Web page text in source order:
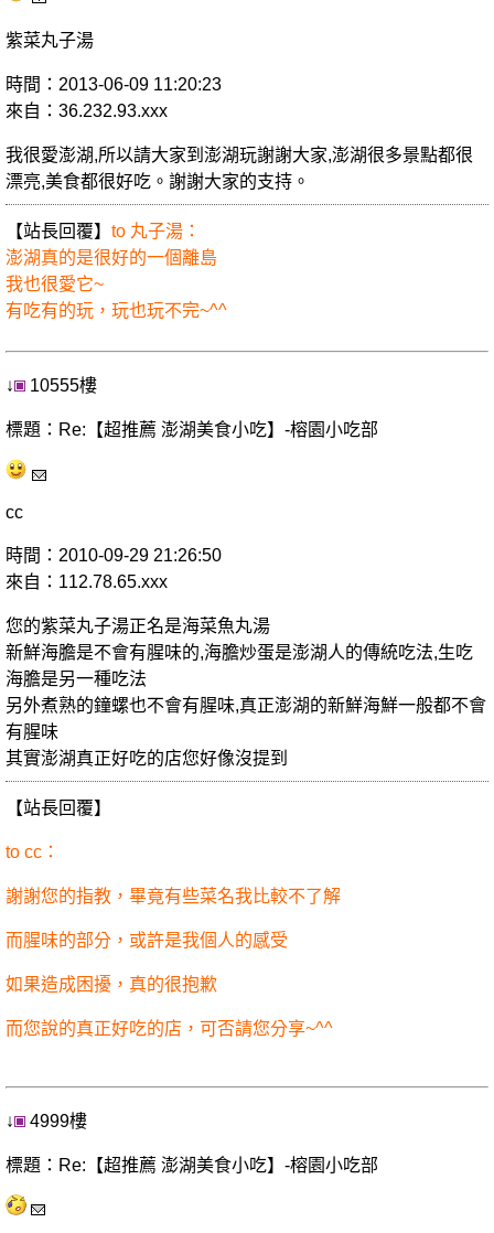
紫菜丸子湯
時間：2013-06-09 11:20:23
來自：36.232.93.xxx
我很愛澎湖,所以請大家到澎湖玩謝謝大家,澎湖很多景點都很
漂亮,美食都很好吃。謝謝大家的支持。
【站長回覆】 to 丸子湯：
澎湖真的是很好的一個離島
我也很愛它~
有吃有的玩，玩也玩不完~^^
↓ 10555樓
標題：Re:【超推薦 澎湖美食小吃】-榕園小吃部
cc
時間：2010-09-29 21:26:50
來自：112.78.65.xxx
您的紫菜丸子湯正名是海菜魚丸湯
新鮮海膽是不會有腥味的,海膽炒蛋是澎湖人的傳統吃法,生吃
海膽是另一種吃法
另外煮熟的鐘螺也不會有腥味,真正澎湖的新鮮海鮮一般都不會
有腥味
其實澎湖真正好吃的店您好像沒提到
【站長回覆】
to cc：
謝謝您的指教，畢竟有些菜名我比較不了解
而腥味的部分，或許是我個人的感受
如果造成困擾，真的很抱歉
而您說的真正好吃的店，可否請您分享~^^
↓ 4999樓
標題：Re:【超推薦 澎湖美食小吃】-榕園小吃部